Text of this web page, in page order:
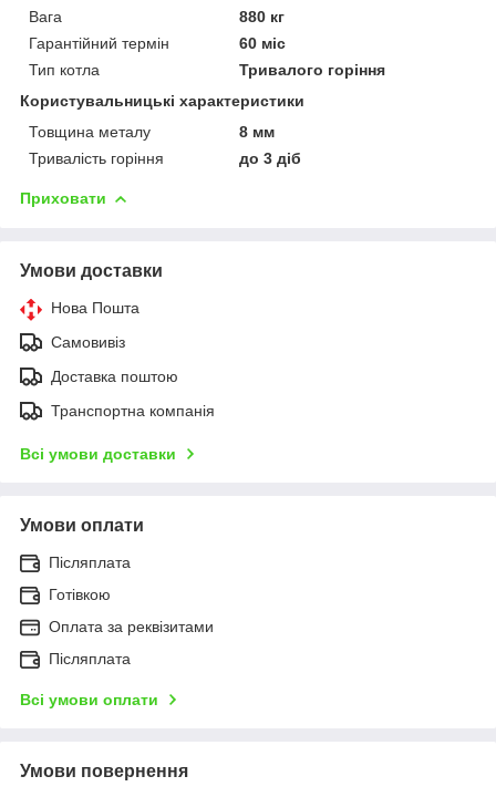
Вага
880 кг
Гарантійний термін
60 міс
Тип котла
Тривалого горіння
Користувальницькі характеристики
Товщина металу
8 мм
Тривалість горіння
до 3 діб
Приховати
Умови доставки
Нова Пошта
Самовивіз
Доставка поштою
Транспортна компанія
Всі умови доставки
Умови оплати
Післяплата
Готівкою
Оплата за реквізитами
Післяплата
Всі умови оплати
Умови повернення